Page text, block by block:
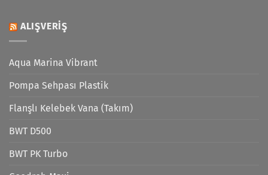
ALIŞVERIŞ
Aqua Marina Vibrant
Pompa Sehpası Plastik
Flanşlı Kelebek Vana (Takım)
BWT D500
BWT PK Turbo